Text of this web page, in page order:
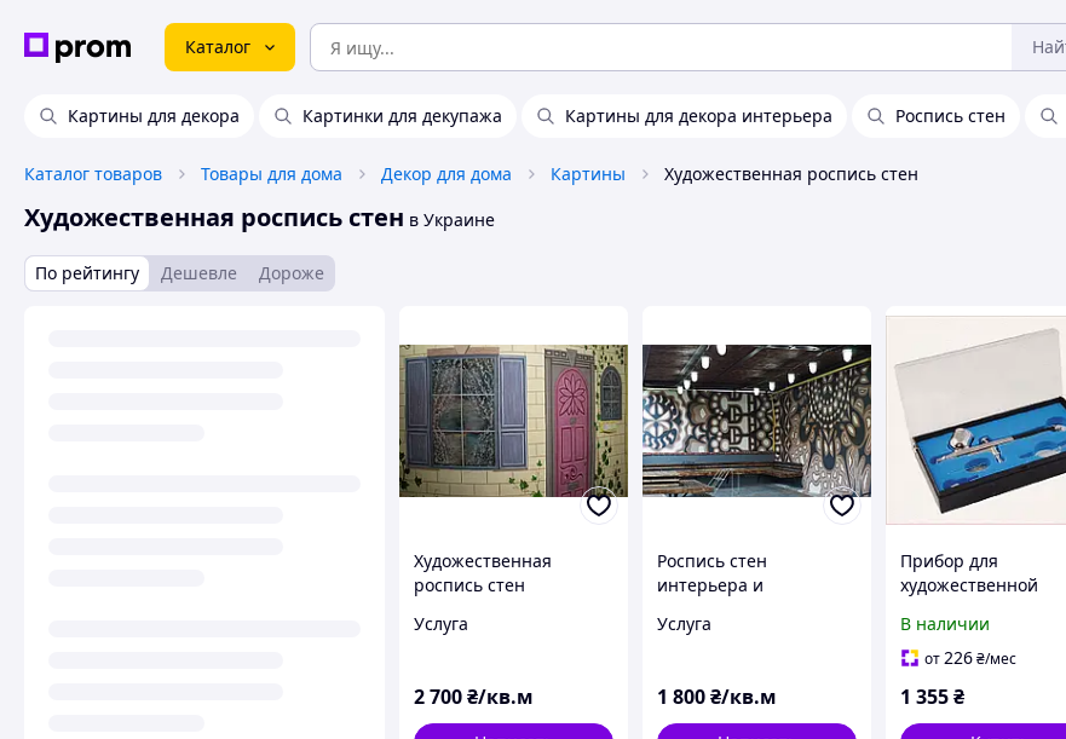
Каталог
Картины для декора Картинки для декупажа Картины для декора интерьера Роспись стен
Каталог товаров Товары для дома Декор для дома Картины Художественная роспись стен
Художественная роспись стен в Украине
По рейтингу Дешевле Дороже
Художественная
роспись стен
экстерьера . м2 с
Услуга
2 700₴/кв.м
Роспись стен
интерьера и
Абстракции. м2 без
Услуга
1 800₴/кв.м
Прибор для
художественной
81-8711, 7235A140EC
В наличии
от226₴/мес
1 355₴